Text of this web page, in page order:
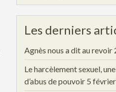
Les derniers
Agnès nous a dit au revoir
Le harcèlement sexuel,
d’abus de pouvoir 5